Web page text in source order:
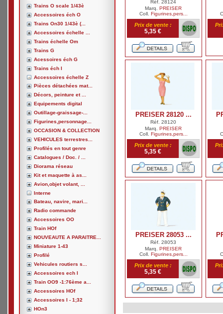
Trains O scale 1/43è
Accessoires éch O
Trains On30 1/43è (...
Accessoires échelle ...
Trains échelle Om
Trains G
Acessoires éch G
Trains éch I
Accessoires échelle Z
Pièces détachées mat...
Décors, peinture et ...
Equipements digital
Outillage-graissage-...
Figurines,personnage...
OCCASION & COLLECTION
VEHICULES terrestres...
Profilés en tout genre
Catalogues / Doc. / ...
Diorama réseau
Kit et maquette à as...
Avion,objet volant, ...
Interne
Bateau, navire, mari...
Radio commande
Accessoires OO
Train HOf
NOUVEAUTE A PARAITRE...
Miniature 1-43
Profilé
Vehicules routiers s...
Accessoires ech I
Train OO9 -1:76ème a...
Accessoires HOf
Accessoires I - 1;32
HOn3
Réf. 28124
Marq. PREISER
Coll. Figurines,pers...
Prix de vente :
5,35 €
PREISER 28120 ...
Réf. 28120
Marq. PREISER
Coll. Figurines,pers...
Prix de vente :
5,35 €
PREISER 28053 ...
Réf. 28053
Marq. PREISER
Coll. Figurines,pers...
Prix de vente :
5,35 €